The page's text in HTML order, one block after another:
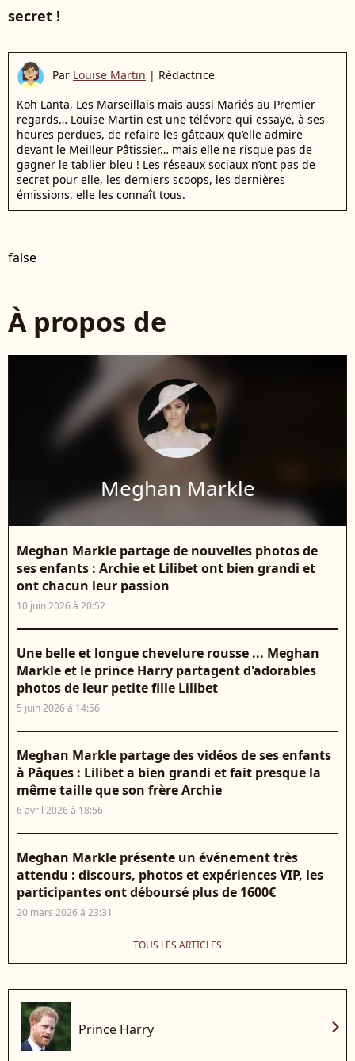
secret !
Par Louise Martin | Rédactrice
Koh Lanta, Les Marseillais mais aussi Mariés au Premier
regards… Louise Martin est une télévore qui essaye, à ses
heures perdues, de refaire les gâteaux qu’elle admire
devant le Meilleur Pâtissier… mais elle ne risque pas de
gagner le tablier bleu ! Les réseaux sociaux n’ont pas de
secret pour elle, les derniers scoops, les dernières
émissions, elle les connaît tous.
false
À propos de
Meghan Markle
Meghan Markle partage de nouvelles photos de
ses enfants : Archie et Lilibet ont bien grandi et
ont chacun leur passion
10 juin 2026 à 20:52
Une belle et longue chevelure rousse ... Meghan
Markle et le prince Harry partagent d'adorables
photos de leur petite fille Lilibet
5 juin 2026 à 14:56
Meghan Markle partage des vidéos de ses enfants
à Pâques : Lilibet a bien grandi et fait presque la
même taille que son frère Archie
6 avril 2026 à 18:56
Meghan Markle présente un événement très
attendu : discours, photos et expériences VIP, les
participantes ont déboursé plus de 1600€
20 mars 2026 à 23:31
TOUS LES ARTICLES
Prince Harry chevron_right